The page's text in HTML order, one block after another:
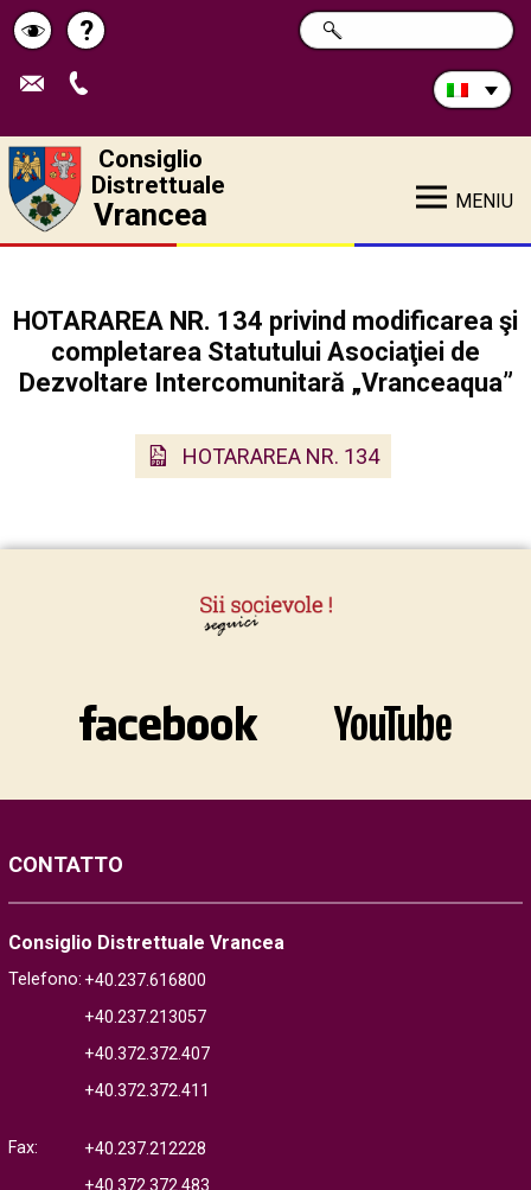
Schimbă
contrastul
Pagina
de
?
Cerca
nel
RICERCA
Consiglio
Distrettuale
Vrancea MENIU
HOTARAREA NR. 134 privind modificarea şi
completarea Statutului Asociaţiei de
Dezvoltare Intercomunitară „Vranceaqua”
HOTARAREA NR. 134
CONTATTO
Consiglio Distrettuale Vrancea
Telefono: +40.237.616800
+40.237.213057
+40.372.372.407
+40.372.372.411
Fax:
+40.237.212228